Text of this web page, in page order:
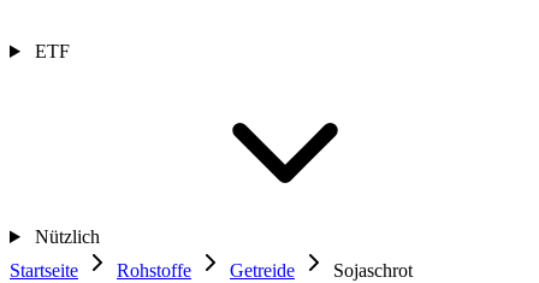
ETF
Nützlich
Startseite
Rohstoffe Getreide Sojaschrot